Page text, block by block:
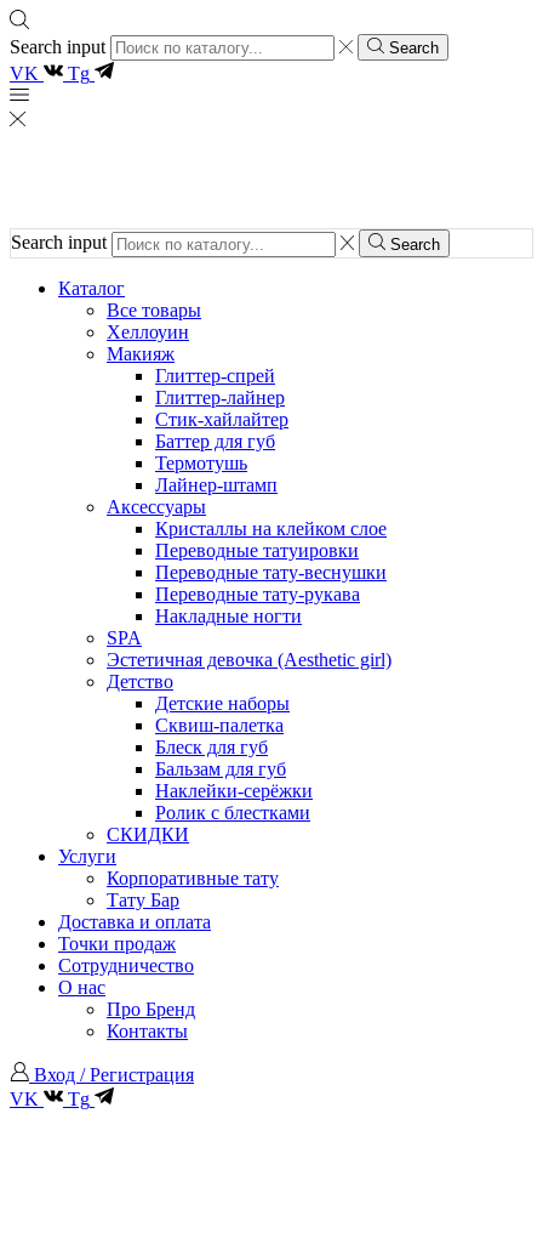
Search input Search
VK Tg
Search input Search
Каталог
Все товары
Хеллоуин
Макияж
Глиттер-спрей
Глиттер-лайнер
Стик-хайлайтер
Баттер для губ
Термотушь
Лайнер-штамп
Аксессуары
Кристаллы на клейком слое
Переводные татуировки
Переводные тату-веснушки
Переводные тату-рукава
Накладные ногти
SPA
Эстетичная девочка (Aesthetic girl)
Детство
Детские наборы
Сквиш-палетка
Блеск для губ
Бальзам для губ
Наклейки-серёжки
Ролик с блестками
СКИДКИ
Услуги
Корпоративные тату
Тату Бар
Доставка и оплата
Точки продаж
Сотрудничество
О нас
Про Бренд
Контакты
Вход / Регистрация
VK
Tg